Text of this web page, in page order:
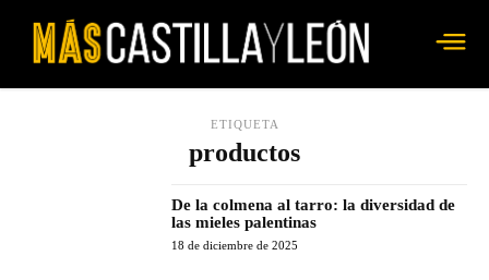
ETIQUETA
productos
De la colmena al tarro: la diversidad de
las mieles palentinas
18 de diciembre de 2025